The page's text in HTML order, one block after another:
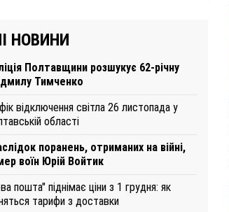
НОВИНИ
Полтавщини розшукує 62-річну
Тимченко
відключення світла 26 листопада у
області
поранень, отриманих на війні,
воїн Юрій Войтик
пошта" піднімає ціни з 1 грудня: як
тарифи з доставки